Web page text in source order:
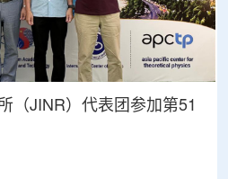
（JINR）代表团参加第51